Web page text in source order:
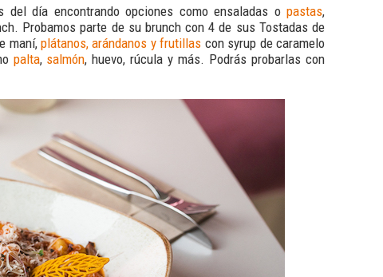
del día encontrando opciones como ensaladas o pastas,
Probamos parte de su brunch con 4 de sus Tostadas de
maní, plátanos, arándanos y frutillas con syrup de caramelo
palta, salmón, huevo, rúcula y más. Podrás probarlas con